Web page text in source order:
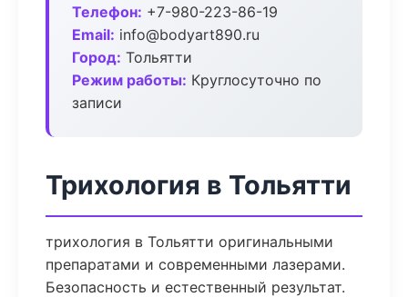
Телефон: +7-980-223-86-19
Email: info@bodyart890.ru
Город: Тольятти
Режим работы: Круглосуточно по
записи
Трихология в Тольятти
трихология в Тольятти оригинальными
препаратами и современными лазерами.
Безопасность и естественный результат.